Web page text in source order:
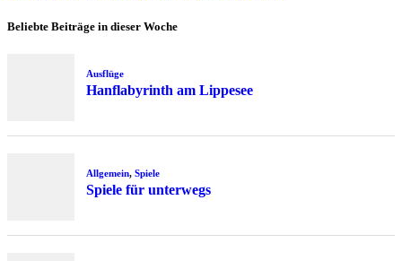
Beliebte Beiträge in dieser Woche
Ausflüge
Hanflabyrinth am Lippesee
Allgemein, Spiele
Spiele für unterwegs